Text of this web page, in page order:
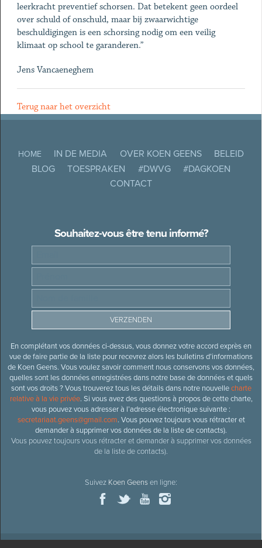
leerkracht preventief schorsen. Dat betekent geen oordeel
over schuld of onschuld, maar bij zwaarwichtige
beschuldigingen is een schorsing nodig om een veilig
klimaat op school te garanderen.”
Jens Vancaeneghem
Terug naar het overzicht
HOME IN DE MEDIA OVER KOEN GEENS
BELEID
BLOG
TOESPRAKEN #DWVG
#DAGKOEN
CONTACT
Souhaitez-vous être tenu informé?
En complétant vos données ci-dessus, vous donnez votre accord exprès en
vue de faire partie de la liste pour recevrez alors les bulletins d’informations
de Koen Geens. Vous voulez savoir comment nous conservons vos données,
quelles sont les données enregistrées dans notre base de données et quels
sont vos droits ? Vous trouverez tous les détails dans notre nouvellecharte
relative à la vie privée. Si vous avez des questions à propos de cette charte,
vous pouvez vous adresser à l’adresse électronique suivante :
secretariaat.geens@gmail.com. Vous pouvez toujours vous rétracter et
demander à supprimer vos données de la liste de contacts).
Vous pouvez toujours vous rétracter et demander à supprimer vos données
de la liste de contacts).
Suivez Koen Geensen ligne: